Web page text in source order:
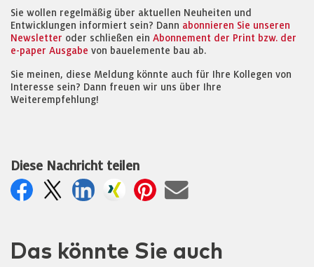
Sie wollen regelmäßig über aktuellen Neuheiten und
Entwicklungen informiert sein? Dann abonnieren Sie unseren
Newsletter oder schließen ein Abonnement der Print bzw. der
e-paper Ausgabe von bauelemente bau ab.
Sie meinen, diese Meldung könnte auch für Ihre Kollegen von
Interesse sein? Dann freuen wir uns über Ihre
Weiterempfehlung!
Diese Nachricht teilen
Das könnte Sie auch